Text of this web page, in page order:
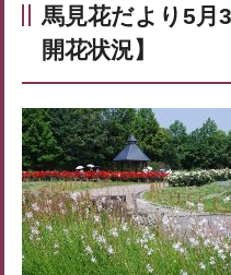
馬見花だより5月
開花状況】